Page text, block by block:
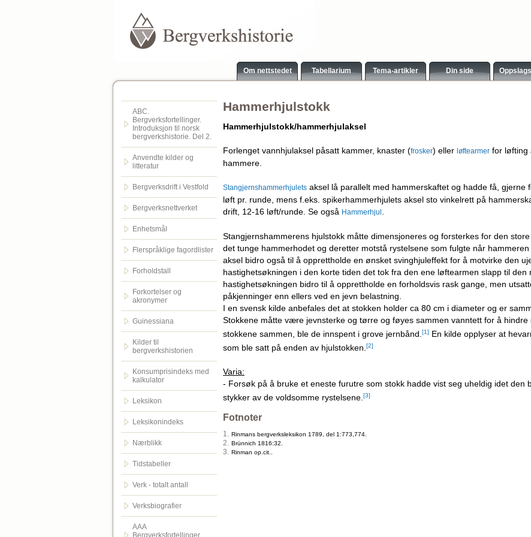
Om nettstedet Tabellarium Tema-artikler Din side
ABC.
Bergverksfortellinger.
Introduksjon til norsk
bergverkshistorie. Del 2.
Anvendte kilder og
litteratur
Bergverksdrift i Vestfold
Bergverksnettverket
Enhetsmål
Flerspråklige fagordlister
Forholdstall
Forkortelser og
akronymer
Guinessiana
Kilder til
bergverkshistorien
Konsumprisindeks med
kalkulator
Leksikon
Leksikonindeks
Nærblikk
Tidstabeller
Verk - totalt antall
Verksbiografier
AAA
Bergverksfortellinger.
Hammerhjulstokk
Hammerhjulstokk/hammerhjulaksel
Forlenget vannhjulaksel påsatt kammer, knaster (frosker) eller løftearmer for løfting
hammere.
Stangjernshammerhjulets aksel lå parallelt med hammerskaftet og hadde få,
løft pr. runde, mens f.eks. spikerhammerhjulets aksel sto vinkelrett på
drift, 12-16 løft/runde. Se også Hammerhjul
Stangjernshammerens hjulstokk måtte dimensjoneres og forsterkes for den
det tunge hammerhodet og deretter motstå rystelsene som fulgte når
aksel bidro også til å opprettholde en ønsket svinghjuleffekt for å motvirke den
hastighetsøkningen i den korte tiden det tok fra den ene løftearmen slapp til
hastighetsøkningen bidro til å opprettholde en forholdsvis rask gange, men
påkjenninger enn ellers ved en jevn belastning.
I en svensk kilde anbefales det at stokken holder ca 80 cm i diameter og er
Stokkene måtte være jevnsterke og tørre og føyes sammen vanntett for å
stokkene sammen, ble de innspent i grove jernbånd. [1] En kilde opplyser at
som ble satt på enden av hjulstokken. [2]
Varia:
- Forsøk på å bruke et eneste furutre som stokk hadde vist seg uheldig idet den
stykker av de voldsomme rystelsene. [3]
Fotnoter
1. Rinmans bergverksleksikon 1789, del 1:773,774.
2. Brünnich 1816:32.
3. Rinman op.cit..